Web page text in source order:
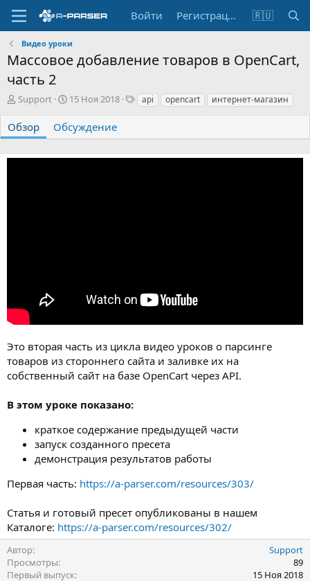
Войти Регистрация 🇷🇺
Видео уроки
Массовое добавление товаров в OpenCart,
часть 2
А
т
о
Support
Д
т
а
о
15 Ноя 2018
Т
и
api opencart интернет-магазин
Обзор Обсуждение
Это вторая часть из цикла видео уроков о парсинге
товаров из стороннего сайта и заливке их на
собственный сайт на базе OpenCart через API.
В этом уроке показано:
краткое содержание предыдущей части
запуск созданного пресета
демонстрация результатов работы
Первая часть: https://a-parser.com/resources/303/
Статья и готовый пресет опубликованы в нашем
Каталоге: https://a-parser.com/resources/302/
Автор
Support
Просмотры
89
Первый выпуск
15 Ноя 2018